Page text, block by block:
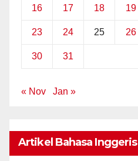
16 17 18 19
23 24 25 26
30 31
« Nov Jan »
Artikel Bahasa Inggeris